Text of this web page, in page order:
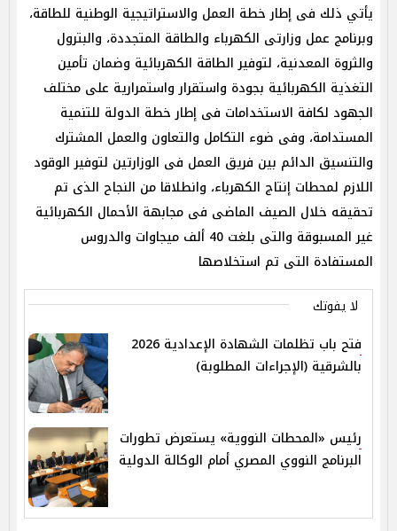
يأتي ذلك فى إطار خطة العمل والاستراتيجية الوطنية للطاقة،
وبرنامج عمل وزارتى الكهرباء والطاقة المتجددة، والبترول
والثروة المعدنية، لتوفير الطاقة الكهربائية وضمان تأمين
التغذية الكهربائية بجودة واستقرار واستمرارية على مختلف
الجهود لكافة الاستخدامات فى إطار خطة الدولة للتنمية
المستدامة، وفى ضوء التكامل والتعاون والعمل المشترك
والتنسيق الدائم بين فريق العمل فى الوزارتين لتوفير الوقود
اللازم لمحطات إنتاج الكهرباء، وانطلاقا من النجاح الذى تم
تحقيقه خلال الصيف الماضى فى مجابهة الأحمال الكهربائية
غير المسبوقة والتى بلغت 40 ألف ميجاوات والدروس
المستفادة التى تم استخلاصها
لا يفوتك
فتح باب تظلمات الشهادة الإعدادية 2026
بالشرقية (الإجراءات المطلوبة)
رئيس «المحطات النووية» يستعرض تطورات
البرنامج النووي المصري أمام الوكالة الدولية